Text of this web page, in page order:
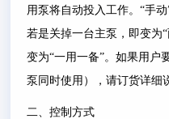
用泵将自动投入工作。“手动
若是关掉一台主泵，即变为“
变为“一用一备”。如果用户
泵同时使用），请订货详细
二、控制方式